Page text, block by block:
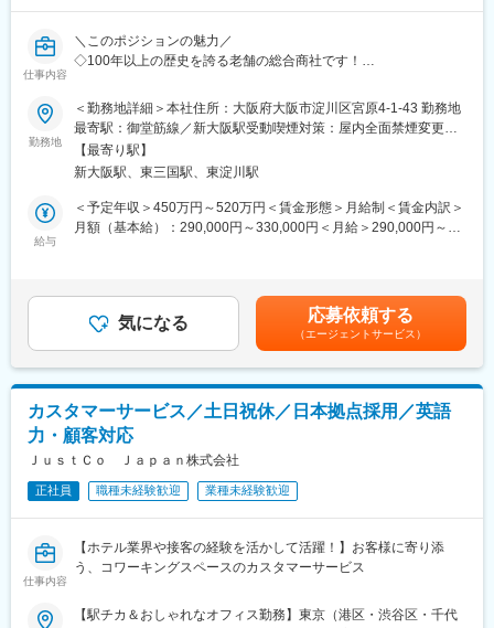
・製品の提案・スケジュール管理・納期調整
・受発注・出荷・代金回収などの管理業務 など
※営業事務と協同体制の為、営業に専念しやすい環境です！
■組織構成：
営業全体で12名が在籍しております（20代1人 30代1人 40代3
名 50代6名 60代1名）。
入社後は商品についての理解を深めていただき、先輩社員から営
業の流れや業務について学んでいただきます。ゆくゆくは海外駐
◇平均残業月10時間／年間休日123日／平均有休取得率61％とプ
ライベートを大切にしながら働くことできます・
◇役職手当・単身赴任手当など福利厚生も充実しています。
■社風について：
アットホームで和気あいあいとした雰囲気です。それぞれの考え
方も尊重する自由でのびのびとした社風なので、自分らしさを大
切にして働くことができます◎
■当社について：
貿易商社。中近東、中南米、アフリカなどにおける特定ニーズ市
場で高い評価を得ています。
変更の範囲：会社の定める業務
仕事内容
＼このポジションの魅力／
◇100年以上の歴史を誇る老舗の総合商社です！
◇年休123日(土日祝)／完全週休二日制／残業10hとワークライフ
バランス◎
■業務概要：
産業機器・電子機器・インテリア雑貨・建築資材まで幅広い商品
を取り扱う老舗グローバル総合商社である当社にて、海外営業業
務をお任せいたします。
日本国内のメーカーと海外の顧客企業を繋ぐ架け橋となり、世界
を舞台にご活躍いただきます。将来的には海外駐在（ドバイ）に
てご活躍いただくことを期待しております。
【商品】エアコン・自動車・精密部品
【出張】国内(月1～2回)・海外(年1～2回) ※期間は1～2週間程
・国内外顧客との折衝（電話・メール・Web打ち合わせ）
・製品の提案・スケジュール管理・納期調整
・受発注・出荷・代金回収などの管理業務 など
※営業事務と協同体制の為、営業に専念しやすい環境です！
■組織構成：
勤務地
＜勤務地詳細＞本社住所：大阪府大阪市淀川区宮原4-1-43 勤務地
最寄駅：御堂筋線／新大阪駅受動喫煙対策：屋内全面禁煙変更の
範囲：会社の定める事業所
【最寄り駅】
新大阪駅、東三国駅、東淀川駅
給与
＜予定年収＞450万円～520万円＜賃金形態＞月給制＜賃金内訳＞
月額（基本給）：290,000円～330,000円＜月給＞290,000円～
実績4.6ヶ月分）■海外給与/ドバイ駐在時(32歳独身者)月給（海外
勤務手当等含む）：480,000円想定年収：700万円賃金はあくまで
も目安の金額であり、選考を通じて上下する可能性があります。
月給(月額)は固定手当を含めた表記です。
気になる 応募依頼する
（エージェントサービス）
カスタマーサービス／土日祝休／日本拠点採用／英語
力・顧客対応
ＪｕｓｔＣｏ Ｊａｐａｎ株式会社
正社員 職種未経験歓迎 業種未経験歓迎
仕事内容
【ホテル業界や接客の経験を活かして活躍！】お客様に寄り添
う、コワーキングスペースのカスタマーサービス
【駅チカ＆おしゃれなオフィス勤務】東京（港区・渋谷区・千代